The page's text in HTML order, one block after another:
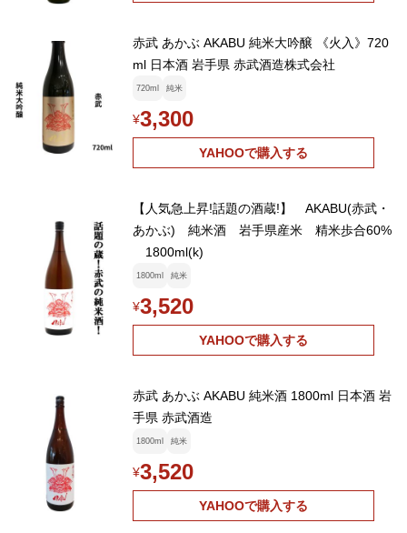
赤武 あかぶ AKABU 純米大吟醸 《火入》720
ml 日本酒 岩手県 赤武酒造株式会社
720ml 純米
¥3,300
YAHOOで購入する
【人気急上昇!話題の酒蔵!】 AKABU(赤武・
あかぶ) 純米酒 岩手県産米 精米歩合60%
1800ml(k)
1800ml 純米
¥3,520
YAHOOで購入する
赤武 あかぶ AKABU 純米酒 1800ml 日本酒 岩
手県 赤武酒造
1800ml 純米
¥3,520
YAHOOで購入する